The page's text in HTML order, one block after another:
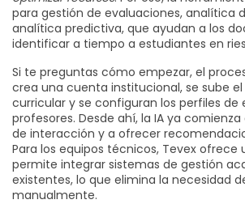
para gestión de evaluaciones, analítica
analítica predictiva, que ayudan a los
identificar a tiempo a estudiantes en
Si te preguntas cómo empezar, el
crea una cuenta institucional, se sube
curricular y se configuran los perfiles de
profesores. Desde ahí, la IA ya
de interacción y a ofrecer
Para los equipos técnicos, Tevex ofrece
permite integrar sistemas de gestión
existentes, lo que elimina la necesidad
manualmente.